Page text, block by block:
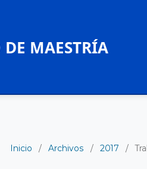
MAESTRÍA
Inicio / Archivos / 2017 /